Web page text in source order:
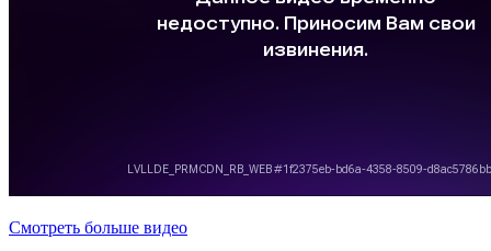
Смотреть больше видео